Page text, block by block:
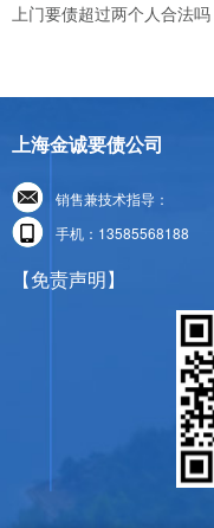
上门要债超过两个人合法吗
上海金诚要债公司
销售兼技术指导：
手机：13585568188
【免责声明】